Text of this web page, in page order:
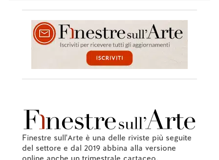
Finestre sull'Arte è una delle riviste più seguite
del settore e dal 2019 abbina alla versione